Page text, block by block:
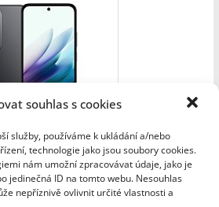
souhlas s cookies
služby, používáme k ukládání a/nebo
technologie jako jsou soubory cookies.
nám umožní zpracovávat údaje, jako je
jedinečná ID na tomto webu. Nesouhlas
nepříznivě ovlivnit určité vlastnosti a